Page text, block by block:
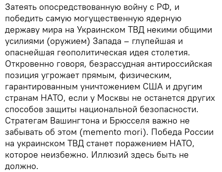
Затеять опосредствованную войну с РФ, и
победить самую могущественную ядерную
державу мира на Украинском ТВД некими общими
усилиями (оружием) Запада – глупейшая и
опаснейшая геополитическая идея столетия.
Откровенно говоря, безрассудная антироссийская
позиция угрожает прямым, физическим,
гарантированным уничтожением США и другим
странам НАТО, если у Москвы не останется других
способов защиты национальной безопасности.
Стратегам Вашингтона и Брюсселя важно не
забывать об этом (memento mori). Победа России
на украинском ТВД станет поражением НАТО,
которое неизбежно. Иллюзий здесь быть не
должно.